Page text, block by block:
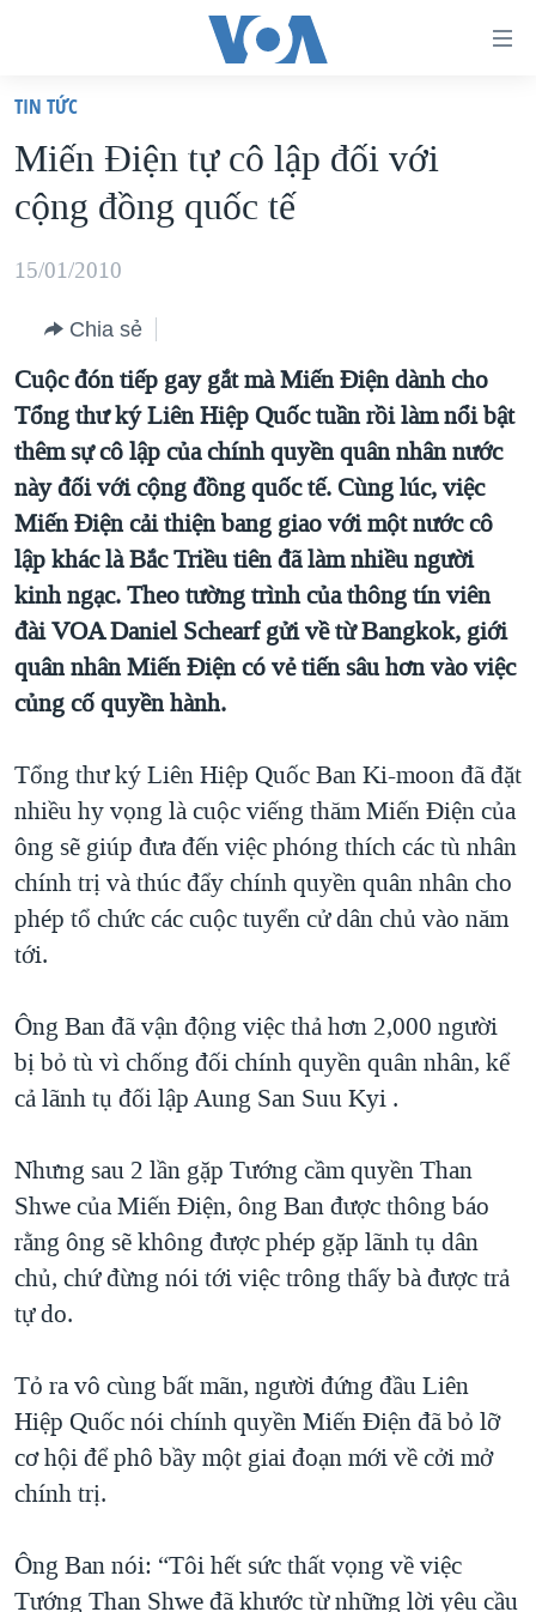
truy
cập
Tới
dung
chính
điều
hướng
chính
Đi
tới
"Tìm"
VIỆT NAM
HOA KỲ
BIỂN ĐÔNG
BLOG
DIỄN ĐÀN
MỤC
TỰ DO BÁO CHÍ
VẠCH TRẦN TIN GIẢ
NGƯỜI VIỆT HẢI NGOẠI
ĐỜI SỐNG
KHOA HỌC
VĂN HOÁ
THỂ THAO
GIÁO DỤC
CHUYÊN ĐỀ
CHIẾN TRANH THƯƠNG MẠI CỦA MỸ: QUÁ KHỨ VÀ HIỆN
HÀNH TRÌNH BẦU CỬ 2024
MỘT NĂM CHIẾN TRANH TẠI DẢI GAZA
GIẢI MÃ VÀNH ĐAI & CON ĐƯỜNG
NGÀY TỊ NẠN THẾ GIỚI
GROUND ZERO – XƯA VÀ NAY
CHI PHÍ CHIẾN TRANH AFGHANISTAN
CÁC GIÁ TRỊ CỘNG HÒA Ở VIỆT NAM
THƯỢNG ĐỈNH TRUMP-KIM TẠI VIỆT NAM
NGƯ DÂN VIỆT VÀ LÀN SÓNG TRỘM HẢI SÂM
BÊN KIA QUỐC LỘ: TIẾNG VỌNG TỪ NÔNG THÔN MỸ
QUAN HỆ VIỆT MỸ
HỌC TIẾNG ANH
VIDEO
NGHE
MẠNG XÃ HỘI
Ngôn ngữ khác
TIN TỨC
Miến Ðiện tự cô lập đối với
cộng đồng quốc tế
15/01/2010
Chia sẻ
Cuộc đón tiếp gay gắt mà Miến Điện dành cho
Tổng thư ký Liên Hiệp Quốc tuần rồi làm nổi bật
thêm sự cô lập của chính quyền quân nhân nước
này đối với cộng đồng quốc tế. Cùng lúc, việc
Miến Điện cải thiện bang giao với một nước cô
lập khác là Bắc Triều tiên đã làm nhiều người
kinh ngạc. Theo tường trình của thông tín viên
đài VOA Daniel Schearf gửi về từ Bangkok, giới
quân nhân Miến Điện có vẻ tiến sâu hơn vào việc
củng cố quyền hành.
Tổng thư ký Liên Hiệp Quốc Ban Ki-moon đã đặt
nhiều hy vọng là cuộc viếng thăm Miến Điện của
ông sẽ giúp đưa đến việc phóng thích các tù nhân
chính trị và thúc đẩy chính quyền quân nhân cho
phép tổ chức các cuộc tuyển cử dân chủ vào năm
tới.
Ông Ban đã vận động việc thả hơn 2,000 người
bị bỏ tù vì chống đối chính quyền quân nhân, kể
cả lãnh tụ đối lập Aung San Suu Kyi .
Nhưng sau 2 lần gặp Tướng cầm quyền Than
Shwe của Miến Điện, ông Ban được thông báo
rằng ông sẽ không được phép gặp lãnh tụ dân
chủ, chứ đừng nói tới việc trông thấy bà được trả
tự do.
Tỏ ra vô cùng bất mãn, người đứng đầu Liên
Hiệp Quốc nói chính quyền Miến Điện đã bỏ lỡ
cơ hội để phô bầy một giai đoạn mới về cởi mở
chính trị.
Ông Ban nói: “Tôi hết sức thất vọng về việc
Tướng Than Shwe đã khước từ những lời yêu cầu